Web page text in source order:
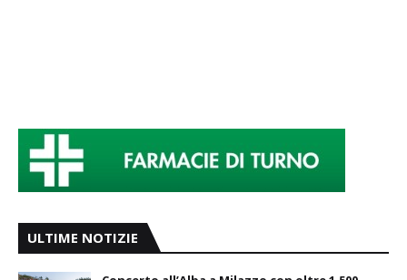
ULTIME NOTIZIE